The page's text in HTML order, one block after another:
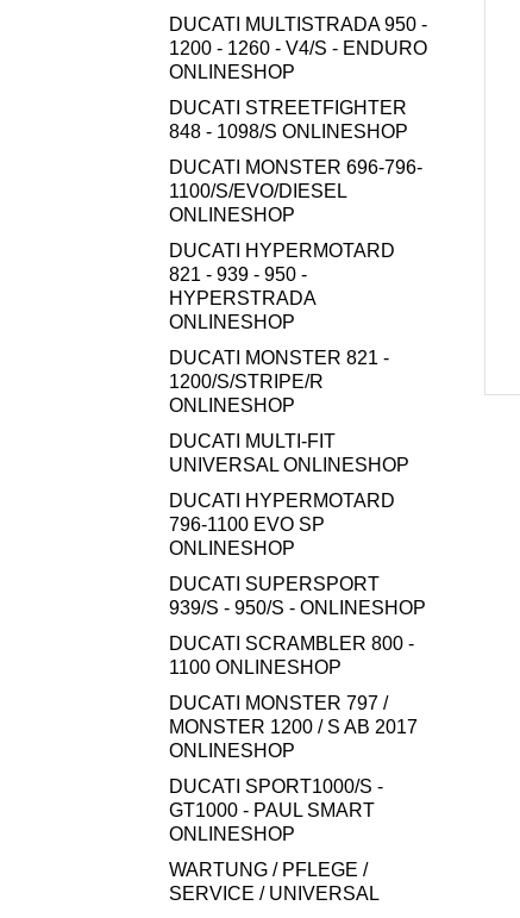
DUCATI MULTISTRADA 950 -
1200 - 1260 - V4/S - ENDURO
ONLINESHOP
DUCATI STREETFIGHTER
848 - 1098/S ONLINESHOP
DUCATI MONSTER 696-796-
1100/S/EVO/DIESEL
ONLINESHOP
DUCATI HYPERMOTARD
821 - 939 - 950 -
HYPERSTRADA
ONLINESHOP
DUCATI MONSTER 821 -
1200/S/STRIPE/R
ONLINESHOP
DUCATI MULTI-FIT
UNIVERSAL ONLINESHOP
DUCATI HYPERMOTARD
796-1100 EVO SP
ONLINESHOP
DUCATI SUPERSPORT
939/S - 950/S - ONLINESHOP
DUCATI SCRAMBLER 800 -
1100 ONLINESHOP
DUCATI MONSTER 797 /
MONSTER 1200 / S AB 2017
ONLINESHOP
DUCATI SPORT1000/S -
GT1000 - PAUL SMART
ONLINESHOP
WARTUNG / PFLEGE /
SERVICE / UNIVERSAL